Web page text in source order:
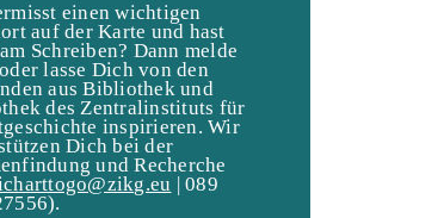
einen wichtigen
auf der Karte und hast
Schreiben? Dann melde
lasse Dich von den
aus Bibliothek und
des Zentralinstituts für
inspirieren. Wir
Dich bei der
und Recherche
| 089